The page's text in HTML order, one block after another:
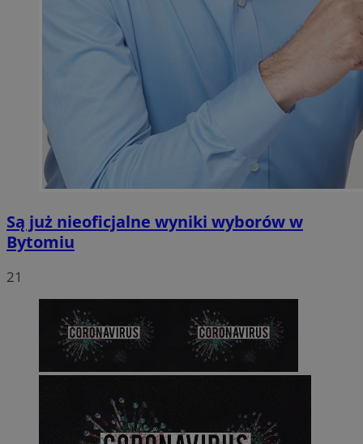
Są już nieoficjalne wyniki wyborów w
Bytomiu
21